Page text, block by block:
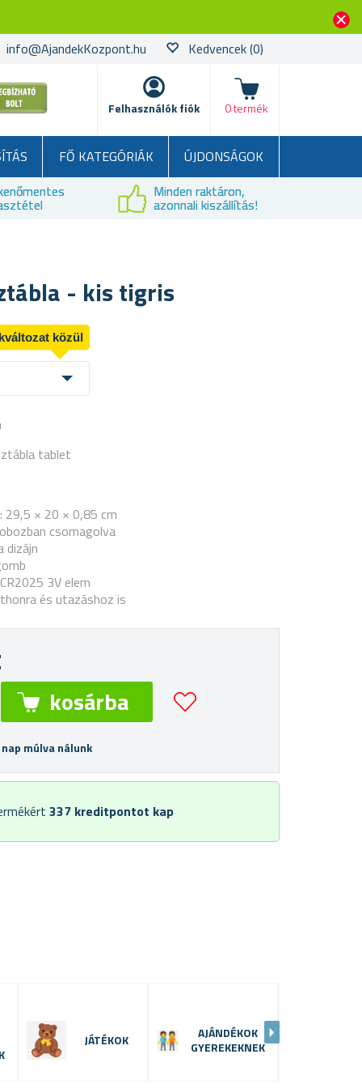
info@AjandekKozpont.hu Kedvencek(0)
Felhasználók fiók
kosár
0 termék
FŐ KATEGÓRIÁK
ÚJDONSÁGOK
Minden raktáron,
azonnali kiszállítás!
- kis tigris
közül
tablet
29,5 × 20 × 0,85 cm
csomagolva
dizájn
3V elem
és utazáshoz is
nap múlva nálunk
337 kreditpontot kap
JÁTÉKOK
AJÁNDÉKOK
GYEREKEKNEK